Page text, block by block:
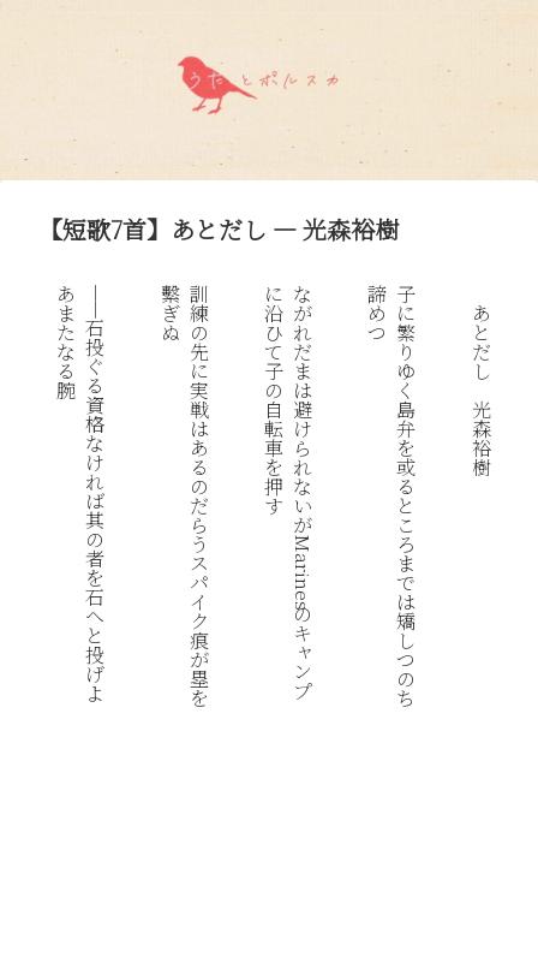
【短歌7首】あとだし — 光森裕樹
あ
と
だ
し
光
森
裕
樹
子
に
繁
り
ゆ
く
島
弁
を
或
る
と
こ
ろ
ま
で
は
矯
し
つ
の
ち
諦
め
つ
な
が
れ
だ
ま
は
避
け
ら
れ
な
い
が
Marines
の
キ
ャ
ン
プ
に
沿
ひ
て
子
の
自
転
車
を
押
す
訓
練
の
先
に
実
戦
は
あ
る
の
だ
ら
う
ス
パ
イ
ク
痕
が
塁
を
繫
ぎ
ぬ
︱
︱
石
投
ぐ
る
資
格
な
け
れ
ば
其
の
者
を
石
へ
と
投
げ
よ
あ
ま
た
な
る
腕